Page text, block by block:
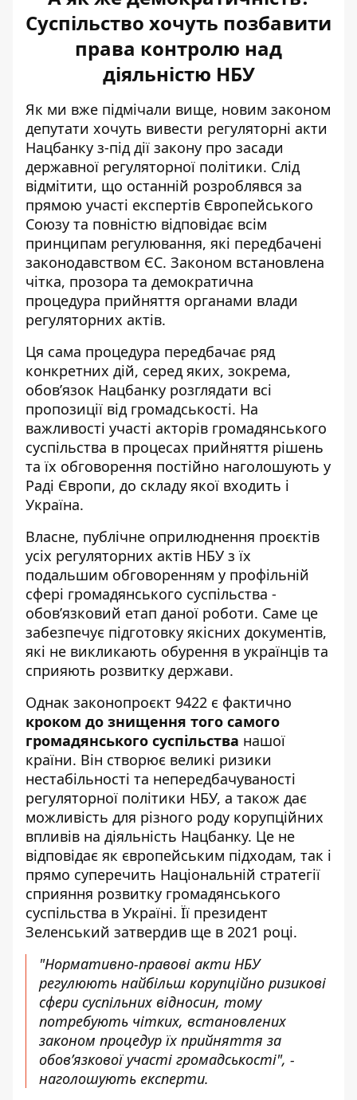
Суспільство хочуть позбавити
права контролю над
діяльністю НБУ
Як ми вже підмічали вище, новим законом
депутати хочуть вивести регуляторні акти
Нацбанку з-під дії закону про засади
державної регуляторної політики. Слід
відмітити, що останній розроблявся за
прямою участі експертів Європейського
Союзу та повністю відповідає всім
принципам регулювання, які передбачені
законодавством ЄС. Законом встановлена
чітка, прозора та демократична
процедура прийняття органами влади
регуляторних актів.
Ця сама процедура передбачає ряд
конкретних дій, серед яких, зокрема,
обов’язок Нацбанку розглядати всі
пропозиції від громадськості. На
важливості участі акторів громадянського
суспільства в процесах прийняття рішень
та їх обговорення постійно наголошують у
Раді Європи, до складу якої входить і
Україна.
Власне, публічне оприлюднення проєктів
усіх регуляторних актів НБУ з їх
подальшим обговоренням у профільній
сфері громадянського суспільства -
обов’язковий етап даної роботи. Саме це
забезпечує підготовку якісних документів,
які не викликають обурення в українців та
сприяють розвитку держави.
Однак законопроєкт 9422 є фактично
кроком до знищення того самого
громадянського суспільства нашої
країни. Він створює великі ризики
нестабільності та непередбачуваності
регуляторної політики НБУ, а також дає
можливість для різного роду корупційних
впливів на діяльність Нацбанку. Це не
відповідає як європейським підходам, так і
прямо суперечить Національній стратегії
сприяння розвитку громадянського
суспільства в Україні. Її президент
Зеленський затвердив ще в 2021 році.
"Нормативно-правові акти НБУ
регулюють найбільш корупційно ризикові
сфери суспільних відносин, тому
потребують чітких, встановлених
законом процедур їх прийняття за
обов’язкової участі громадськості", -
наголошують експерти.